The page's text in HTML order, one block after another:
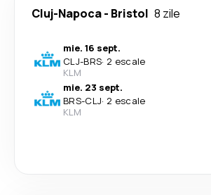
Cluj-Napoca- Bristol 8 zile
mie. 16 sept.
CLJ-BRS· 2 escale
KLM
mie. 23 sept.
BRS-CLJ· 2 escale
KLM